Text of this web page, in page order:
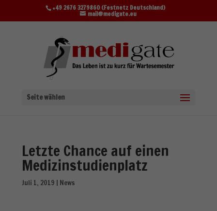
+49 2676 3279860 (Festnetz Deutschland)
mail@medigate.eu
Seite wählen
Letzte Chance auf einen
Medizinstudienplatz
Juli 1, 2019 | News